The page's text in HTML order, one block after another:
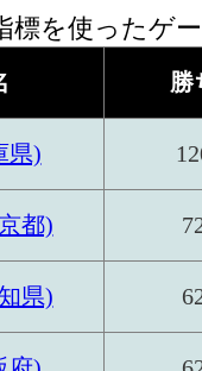
標を使ったゲ
勝
県)
都)
県)